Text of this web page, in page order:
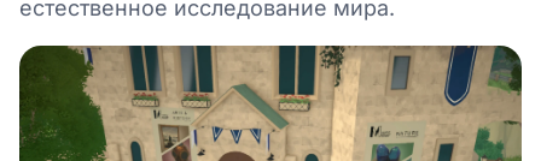
естественное исследование мира.